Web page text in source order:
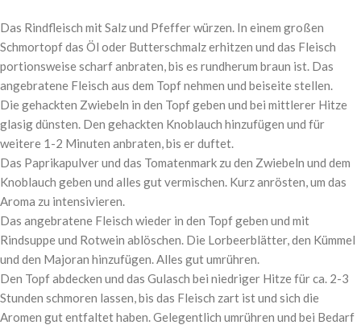
Das Rindfleisch mit Salz und Pfeffer würzen. In einem großen
Schmortopf das Öl oder Butterschmalz erhitzen und das Fleisch
portionsweise scharf anbraten, bis es rundherum braun ist. Das
angebratene Fleisch aus dem Topf nehmen und beiseite stellen.
Die gehackten Zwiebeln in den Topf geben und bei mittlerer Hitze
glasig dünsten. Den gehackten Knoblauch hinzufügen und für
weitere 1-2 Minuten anbraten, bis er duftet.
Das Paprikapulver und das Tomatenmark zu den Zwiebeln und dem
Knoblauch geben und alles gut vermischen. Kurz anrösten, um das
Aroma zu intensivieren.
Das angebratene Fleisch wieder in den Topf geben und mit
Rindsuppe und Rotwein ablöschen. Die Lorbeerblätter, den Kümmel
und den Majoran hinzufügen. Alles gut umrühren.
Den Topf abdecken und das Gulasch bei niedriger Hitze für ca. 2-3
Stunden schmoren lassen, bis das Fleisch zart ist und sich die
Aromen gut entfaltet haben. Gelegentlich umrühren und bei Bedarf